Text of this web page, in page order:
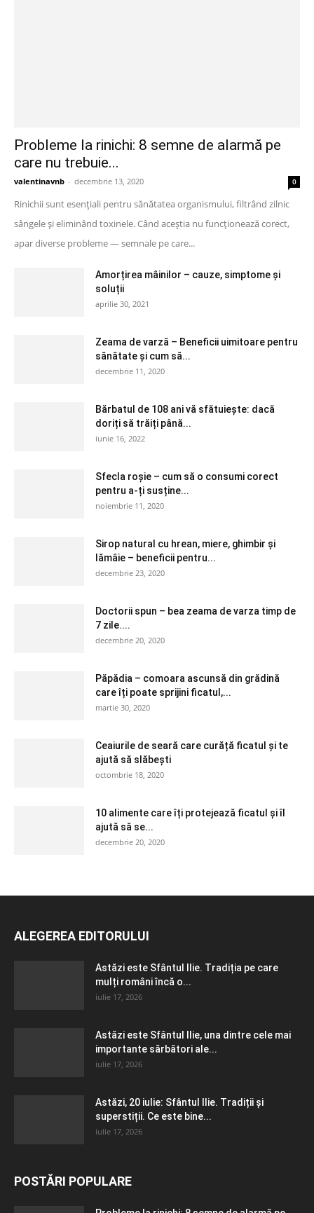
Probleme la rinichi: 8 semne de alarmă pe
care nu trebuie...
valentinavnb - decembrie 13, 2020 0
Rinichii sunt esențiali pentru sănătatea organismului, filtrând zilnic
sângele și eliminând toxinele. Când aceștia nu funcționează corect,
apar diverse probleme — semnale pe care...
Amorțirea mâinilor – cauze, simptome și
soluții
aprilie 30, 2021
Zeama de varză – Beneficii uimitoare pentru
sănătate și cum să...
decembrie 11, 2020
Bărbatul de 108 ani vă sfătuiește: dacă
doriți să trăiți până...
iunie 16, 2022
Sfecla roșie – cum să o consumi corect
pentru a-ți susține...
noiembrie 11, 2020
Sirop natural cu hrean, miere, ghimbir și
lămâie – beneficii pentru...
decembrie 23, 2020
Doctorii spun – bea zeama de varza timp de
7 zile....
decembrie 20, 2020
Păpădia – comoara ascunsă din grădină
care îți poate sprijini ficatul,...
martie 30, 2020
Ceaiurile de seară care curăță ficatul și te
ajută să slăbești
octombrie 18, 2020
10 alimente care îți protejează ficatul și îl
ajută să se...
decembrie 20, 2020
ALEGEREA EDITORULUI
Astăzi este Sfântul Ilie. Tradiția pe care
mulți români încă o...
iulie 17, 2026
Astăzi este Sfântul Ilie, una dintre cele mai
importante sărbători ale...
iulie 17, 2026
Astăzi, 20 iulie: Sfântul Ilie. Tradiții și
superstiții. Ce este bine...
iulie 17, 2026
POSTĂRI POPULARE